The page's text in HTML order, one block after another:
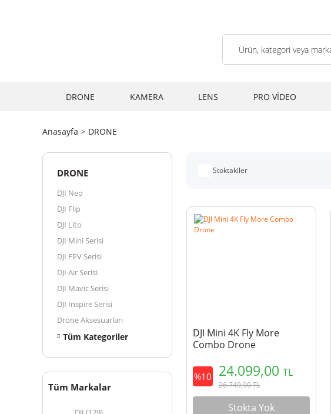
DRONE KAMERA LENS PRO VİDEO
Anasayfa DRONE
DRONE
DJI Neo
DJI Flip
DJI Lito
DJI Mini Serisi
DJI FPV Serisi
DJI Air Serisi
DJI Mavic Serisi
DJI Inspire Serisi
Drone Aksesuarları
Tüm Kategoriler
Tüm Markalar
Stoktakiler
DJI Mini 4K Fly More
Combo Drone
%10 24.099,00 TL
26.749,90TL
Stokta Yok